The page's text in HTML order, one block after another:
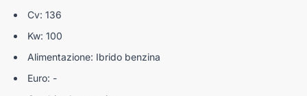
Cv: 136
Kw: 100
Alimentazione: Ibrido benzina
Euro: -